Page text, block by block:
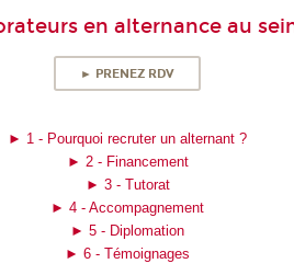
en alternance au
► PRENEZ RDV
► 1 - Pourquoi recruter un alternant ?
► 2 - Financement
► 3 - Tutorat
► 4 - Accompagnement
► 5 - Diplomation
► 6 - Témoignages